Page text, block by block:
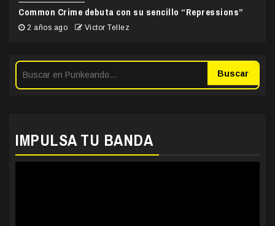
Common Crime debuta con su sencillo “Repressions”
2 años ago Victor Tellez
Buscar
IMPULSA TU BANDA